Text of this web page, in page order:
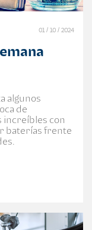
01 / 10 / 2024
algunos
de
increíbles con
baterías frente